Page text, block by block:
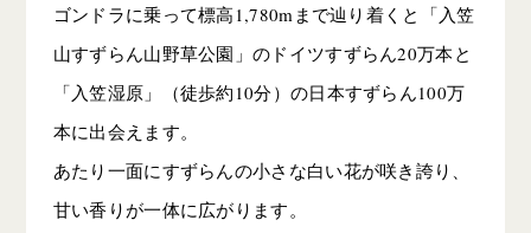
ゴンドラに乗って標高1,780mまで辿り着くと「入笠
山すずらん山野草公園」のドイツすずらん20万本と
「入笠湿原」（徒歩約10分）の日本すずらん100万
本に出会えます。
あたり一面にすずらんの小さな白い花が咲き誇り、
甘い香りが一体に広がります。